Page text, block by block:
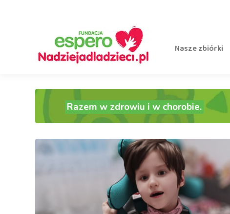
Nasze zbiórki
Razem w zdrowiu i w chorobie.